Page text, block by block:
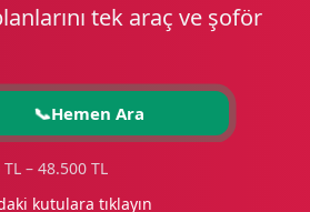
tek araç ve şoför
📞Hemen Ara
– 48.500 TL
kutulara tıklayın